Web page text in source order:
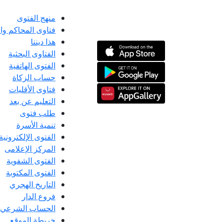
منهج الفتوى
فتاوى المحاكم
هذا ديننا
الفتاوى البحثية
الفتوى الهاتفية
حساب الزكاة
فتاوى الأقليات
التعليم عن بعد
طلب فتوى
تنمية الأسرة
الفتوى الإلكترونية
المركز الإعلامى
الفتوى الشفوية
الفتوى المكتوبة
التاريخ الهجري
فروع الدار
الحساب الشرعي